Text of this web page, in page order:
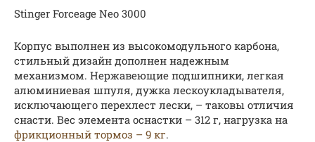
Stinger Forceage Neo 3000
Корпус выполнен из высокомодульного карбона,
стильный дизайн дополнен надежным
механизмом. Нержавеющие подшипники, легкая
алюминиевая шпуля, дужка лескоукладывателя,
исключающего перехлест лески, – таковы отличия
снасти. Вес элемента оснастки – 312 г, нагрузка на
фрикционный тормоз – 9 кг.